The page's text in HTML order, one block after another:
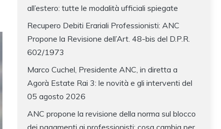
all’estero: tutte le modalità ufficiali spiegate
Recupero Debiti Erariali Professionisti: ANC
Propone la Revisione dell’Art. 48-bis del D.P.R.
602/1973
Marco Cuchel, Presidente ANC, in diretta a
Agorà Estate Rai 3: le novità e gli interventi del
05 agosto 2026
ANC propone la revisione della norma sul blocco
dei pagamenti ai professionisti: cosa cambia per